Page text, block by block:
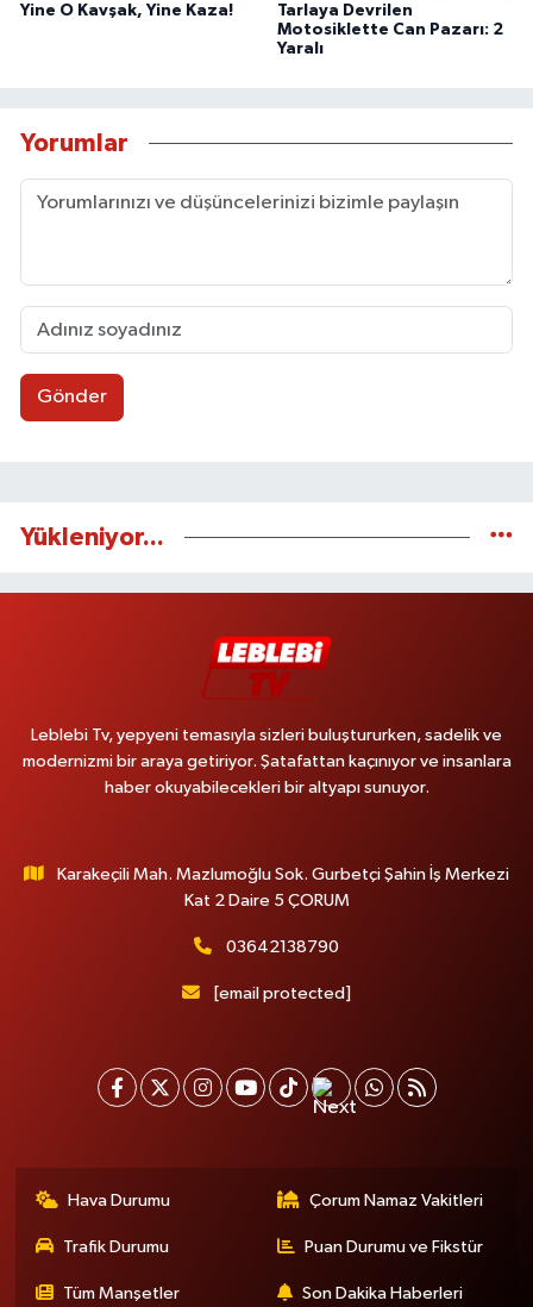
Yine O Kavşak, Yine Kaza!
Tarlaya Devrilen
Motosiklette Can Pazarı: 2
Yaralı
Yorumlar
Gönder
Yükleniyor...
Leblebi Tv, yepyeni temasıyla sizleri buluştururken, sadelik ve
modernizmi bir araya getiriyor. Şatafattan kaçınıyor ve insanlara
haber okuyabilecekleri bir altyapı sunuyor.
Karakeçili Mah. Mazlumoğlu Sok. Gurbetçi Şahin İş Merkezi
Kat 2 Daire 5 ÇORUM
03642138790
[email protected]
Hava Durumu Çorum Namaz Vakitleri
Trafik Durumu Puan Durumu ve Fikstür
Tüm Manşetler Son Dakika Haberleri